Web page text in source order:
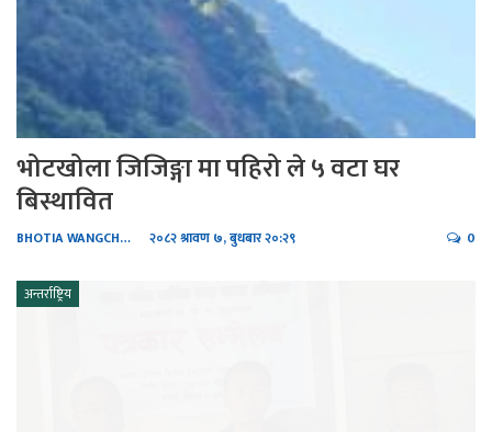
भोटखोला जिजिङ्गा मा पहिरो ले ५ वटा घर
बिस्थावित
BHOTIA WANGCHHIRING २०८२ श्रावण ७, बुधबार २०:२९ 0
अन्तर्राष्ट्रिय